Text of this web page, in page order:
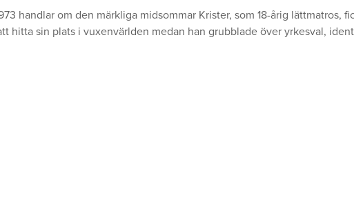
handlar om den märkliga midsommar Krister, som 18-årig lättmatros,
hitta sin plats i vuxenvärlden medan han grubblade över yrkesval,